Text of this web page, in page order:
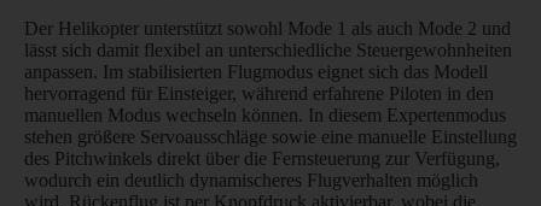
Der Helikopter unterstützt sowohl Mode 1 als auch Mode 2 und
lässt sich damit flexibel an unterschiedliche Steuergewohnheiten
anpassen. Im stabilisierten Flugmodus eignet sich das Modell
hervorragend für Einsteiger, während erfahrene Piloten in den
manuellen Modus wechseln können. In diesem Expertenmodus
stehen größere Servoausschläge sowie eine manuelle Einstellung
des Pitchwinkels direkt über die Fernsteuerung zur Verfügung,
wodurch ein deutlich dynamischeres Flugverhalten möglich